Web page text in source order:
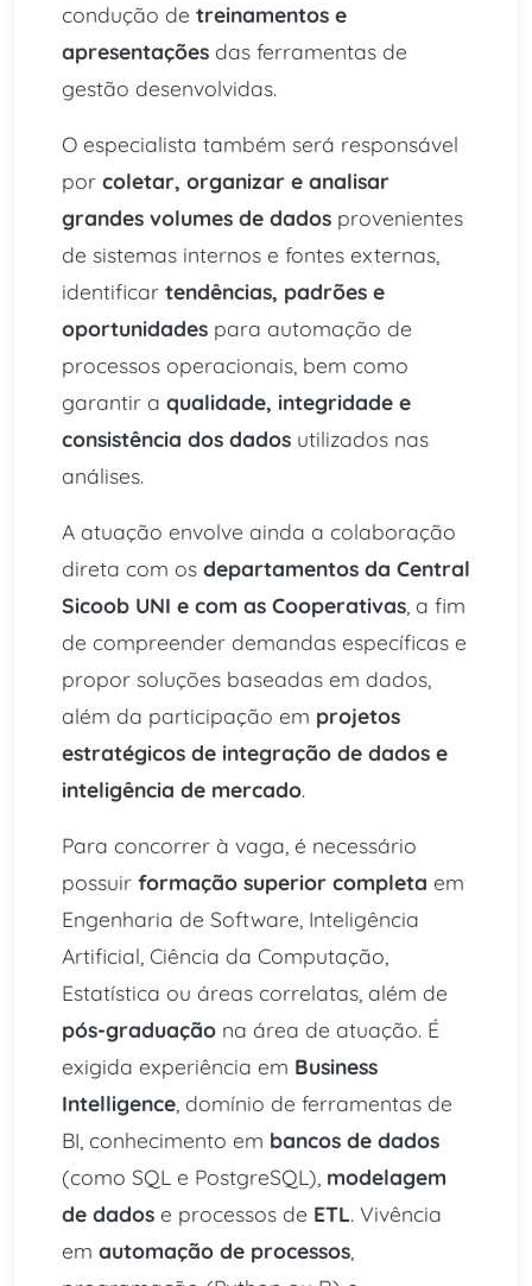
condução de treinamentos e
apresentações das ferramentas de
gestão desenvolvidas.
O especialista também será responsável
por coletar, organizar e analisar
grandes volumes de dados provenientes
de sistemas internos e fontes externas,
identificar tendências, padrões e
oportunidades para automação de
processos operacionais, bem como
garantir a qualidade, integridade e
consistência dos dados utilizados nas
análises.
A atuação envolve ainda a colaboração
direta com os departamentos da Central
Sicoob UNI e com as Cooperativas , a fim
de compreender demandas específicas e
propor soluções baseadas em dados,
além da participação em projetos
estratégicos de integração de dados e
inteligência de mercado.
Para concorrer à vaga, é necessário
possuir formação superior completa em
Engenharia de Software, Inteligência
Artificial, Ciência da Computação,
Estatística ou áreas correlatas, além de
pós-graduação na área de atuação. É
exigida experiência em Business
Intelligence , domínio de ferramentas de
BI, conhecimento em bancos de dados
(como SQL e PostgreSQL), modelagem
de dados e processos de ETL. Vivência
em automação de processos